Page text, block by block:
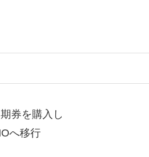
券を購入し
へ移行